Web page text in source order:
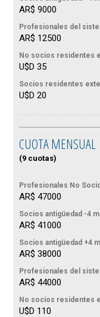
AR$ 9000
Profesionales del
AR$ 12500
No socios residentes
U$D 35
Socios residentes
U$D 20
CUOTA MENSUAL
(9 cuotas)
Profesionales No
AR$ 47000
Socios antigüedad -4
AR$ 41000
Socios antigüedad +4
AR$ 38000
Profesionales del
AR$ 44000
No socios residentes
U$D 110